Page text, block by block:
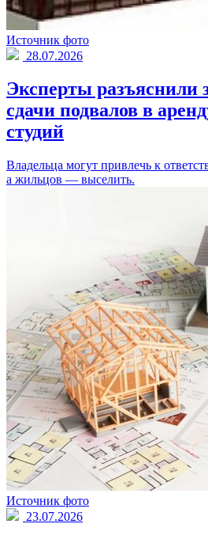
Источник фото
28.07.2026
Эксперты разъяснили
сдачи подвалов в
студий
Владельца могут привлечь к
а жильцов — выселить.
Источник фото
23.07.2026